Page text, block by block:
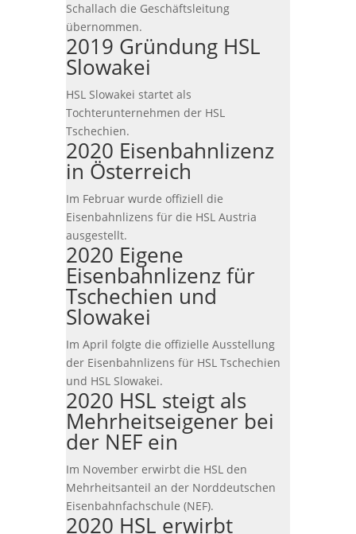
Schallach die Geschäftsleitung
übernommen.
2019 Gründung HSL
Slowakei
HSL Slowakei startet als
Tochterunternehmen der HSL
Tschechien.
2020 Eisenbahnlizenz
in Österreich
Im Februar wurde offiziell die
Eisenbahnlizens für die HSL Austria
ausgestellt.
2020 Eigene
Eisenbahnlizenz für
Tschechien und
Slowakei
Im April folgte die offizielle Ausstellung
der Eisenbahnlizens für HSL Tschechien
und HSL Slowakei.
2020 HSL steigt als
Mehrheitseigener bei
der NEF ein
Im November erwirbt die HSL den
Mehrheitsanteil an der Norddeutschen
Eisenbahnfachschule (NEF).
2020 HSL erwirbt